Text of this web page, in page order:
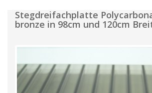
Stegdreifachplatte
bronze in 98cm und 120cm